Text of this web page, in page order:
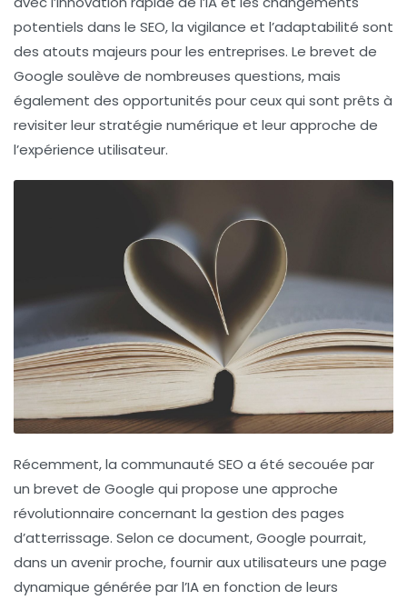
potentiels dans le SEO, la vigilance et l’adaptabilité sont
des atouts majeurs pour les entreprises. Le brevet de
Google soulève de nombreuses questions, mais
également des opportunités pour ceux qui sont prêts à
revisiter leur stratégie numérique et leur approche de
l’expérience utilisateur.
Récemment, la communauté SEO a été secouée par
un brevet de Google qui propose une approche
révolutionnaire concernant la gestion des pages
d’atterrissage. Selon ce document, Google pourrait,
dans un avenir proche, fournir aux utilisateurs une page
dynamique générée par l’IAen fonction de leurs